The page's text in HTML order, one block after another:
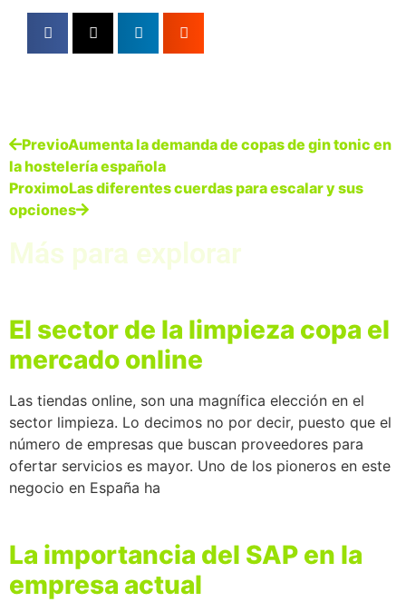
PrevioAumenta la demanda de copas de gin tonic en
la hostelería española
ProximoLas diferentes cuerdas para escalar y sus
opciones
Más para explorar
El sector de la limpieza copa el
mercado online
Las tiendas online, son una magnífica elección en el
sector limpieza. Lo decimos no por decir, puesto que el
número de empresas que buscan proveedores para
ofertar servicios es mayor. Uno de los pioneros en este
negocio en España ha
La importancia del SAP en la
empresa actual